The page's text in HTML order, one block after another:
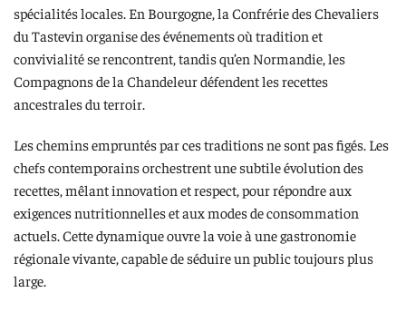
spécialités locales. En Bourgogne, la Confrérie des Chevaliers
du Tastevin organise des événements où tradition et
convivialité se rencontrent, tandis qu’en Normandie, les
Compagnons de la Chandeleur défendent les recettes
ancestrales du terroir.
Les chemins empruntés par ces traditions ne sont pas figés. Les
chefs contemporains orchestrent une subtile évolution des
recettes, mêlant innovation et respect, pour répondre aux
exigences nutritionnelles et aux modes de consommation
actuels. Cette dynamique ouvre la voie à une gastronomie
régionale vivante, capable de séduire un public toujours plus
large.